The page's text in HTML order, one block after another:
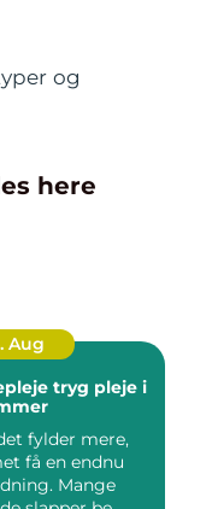
og
here
Aug
pleje i
fylder mere,
få en endnu
Mange